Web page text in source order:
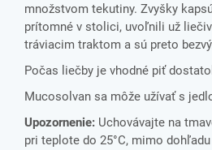
množstvom tekutiny. Zvyšky
prítomné v stolici, uvoľnili už
tráviacim traktom a sú preto
Počas liečby je vhodné piť
Mucosolvan sa môže užívať s
Upozornenie: Uchovávajte na
pri teplote do 25°C, mimo